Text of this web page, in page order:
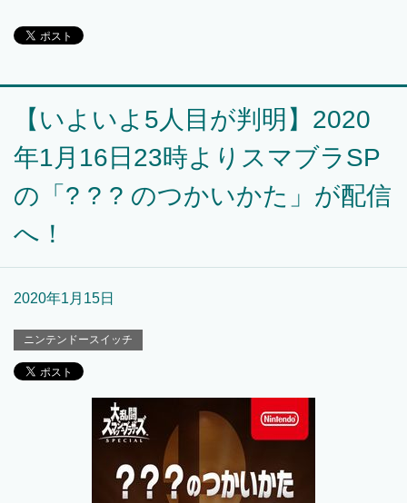
【いよいよ5人目が判明】2020
年1月16日23時よりスマブラSP
の「? ? ? のつかいかた」が配信
へ！
2020年1月15日
ニンテンドースイッチ